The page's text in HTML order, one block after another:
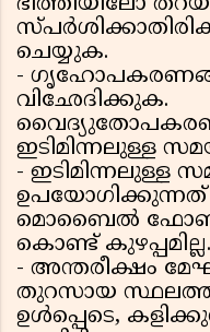
ചെയ്യുക.
-
വിഛേദിക്കുക.
ഇടിമിന്നലുള്ള
-
ഉപയോഗിക്കുന്നത്
മൊബൈല്‍ ഫോണ്‍
കൊണ്ട് കുഴപ്പമില്ല.
- അന്തരീക്ഷം
തുറസായ
ഉള്‍പ്പെടെ,